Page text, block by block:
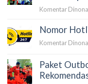
Komentar
Nomor
Komentar
Paket